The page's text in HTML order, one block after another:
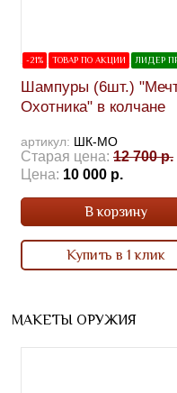
-21% ТОВАР ПО АКЦИИ ЛИДЕР
Шампуры (6шт.)
Охотника" в колчане
артикул: ШК-МО
Старая цена: 12 700 р.
Цена: 10 000 р.
В корзину
Купить в 1 клик
МАКЕТЫ ОРУЖИЯ